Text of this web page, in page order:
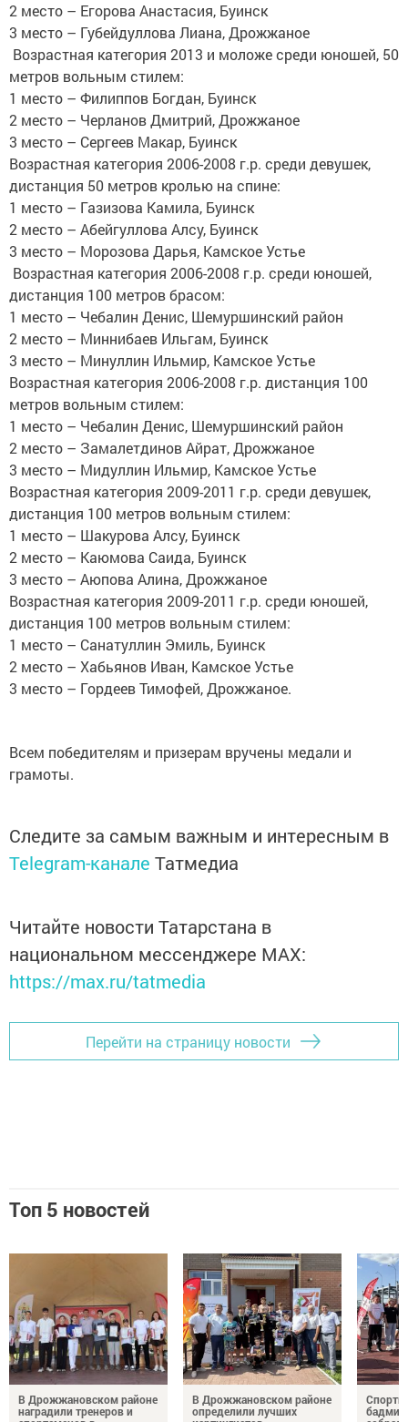
2 место – Егорова Анастасия, Буинск
3 место – Губейдуллова Лиана, Дрожжаное
Возрастная категория 2013 и моложе среди юношей, 50
метров вольным стилем:
1 место – Филиппов Богдан, Буинск
2 место – Черланов Дмитрий, Дрожжаное
3 место – Сергеев Макар, Буинск
Возрастная категория 2006-2008 г.р. среди девушек,
дистанция 50 метров кролью на спине:
1 место – Газизова Камила, Буинск
2 место – Абейгуллова Алсу, Буинск
3 место – Морозова Дарья, Камское Устье
Возрастная категория 2006-2008 г.р. среди юношей,
дистанция 100 метров брасом:
1 место – Чебалин Денис, Шемуршинский район
2 место – Миннибаев Ильгам, Буинск
3 место – Минуллин Ильмир, Камское Устье
Возрастная категория 2006-2008 г.р. дистанция 100
метров вольным стилем:
1 место – Чебалин Денис, Шемуршинский район
2 место – Замалетдинов Айрат, Дрожжаное
3 место – Мидуллин Ильмир, Камское Устье
Возрастная категория 2009-2011 г.р. среди девушек,
дистанция 100 метров вольным стилем:
1 место – Шакурова Алсу, Буинск
2 место – Каюмова Саида, Буинск
3 место – Аюпова Алина, Дрожжаное
Возрастная категория 2009-2011 г.р. среди юношей,
дистанция 100 метров вольным стилем:
1 место – Санатуллин Эмиль, Буинск
2 место – Хабьянов Иван, Камское Устье
3 место – Гордеев Тимофей, Дрожжаное.
Всем победителям и призерам вручены медали и
грамоты.
Следите за самым важным и интересным в
Telegram-канале Татмедиа
Читайте новости Татарстана в
национальном мессенджере MАХ:
https://max.ru/tatmedia
Перейти на страницу новости
Топ 5 новостей
В Дрожжановском районе
наградили тренеров и
В Дрожжановском районе
определили лучших